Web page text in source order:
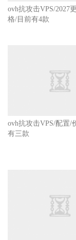
ovh抗攻击VPS/2027
格/目前有4款
ovh抗攻击VPS/配置/
有三款